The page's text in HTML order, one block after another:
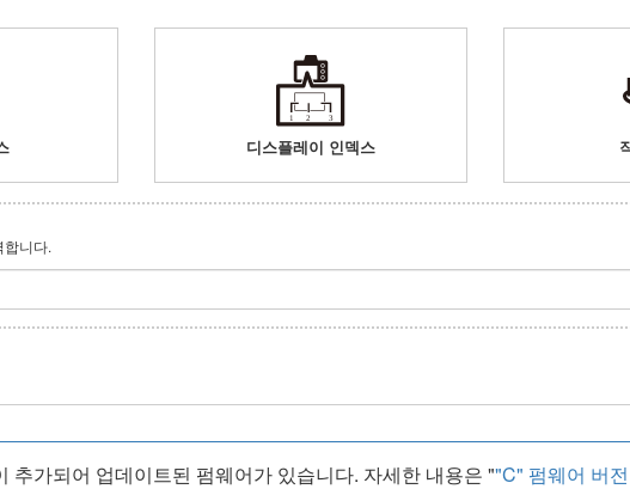
디스플레이 인덱스
니다.
추가되어 업데이트된 펌웨어가 있습니다. 자세한 내용은 ""C" 펌웨어 버